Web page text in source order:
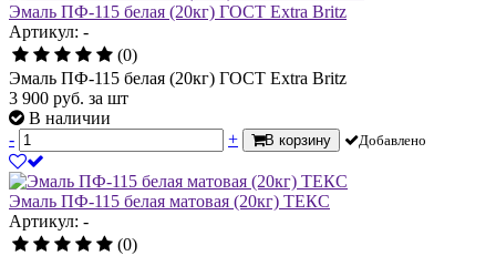
Эмаль ПФ-115 белая (20кг) ГОСТ Extra Britz
Артикул: -
(0)
Эмаль ПФ-115 белая (20кг) ГОСТ Extra Britz
3 900 руб. за шт
В наличии
-
+ В корзину Добавлено
Эмаль ПФ-115 белая матовая (20кг) ТЕКС
Артикул: -
(0)